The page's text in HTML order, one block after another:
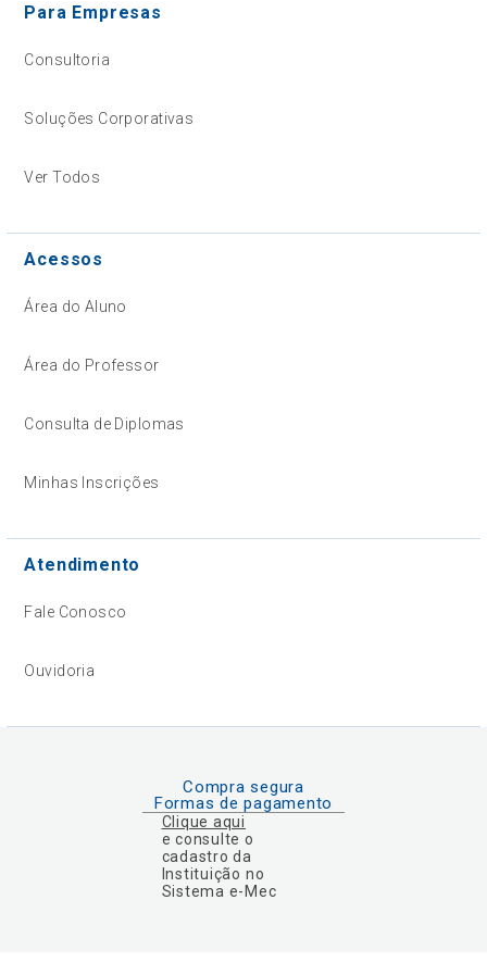
Para Empresas
Consultoria
Soluções Corporativas
Ver Todos
Acessos
Área do Aluno
Área do Professor
Consulta de Diplomas
Minhas Inscrições
Atendimento
Fale Conosco
Ouvidoria
Compra segura
Formas de pagamento
Clique aqui
e consulte o
cadastro da
Instituição no
Sistema e-Mec